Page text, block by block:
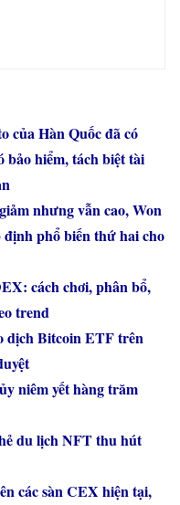
của Hàn Quốc đã có
bảo hiểm, tách biệt tài
nhưng vẫn cao, Won
phổ biến thứ hai cho
cách chơi, phân bổ,
trend
dịch Bitcoin ETF trên
niêm yết hàng trăm
du lịch NFT thu hút
các sàn CEX hiện tại,